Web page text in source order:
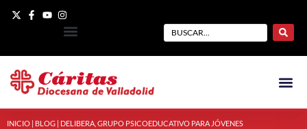
INICIO BLOG DELIBERA, GRUPO PSICOEDUCATIVO PARA JÓVENES